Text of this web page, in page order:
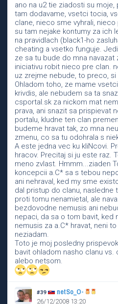
ano na u2 tie ziadosti su
tam dodavame, vsetci tocia,
clane, nieco sme vyhrali,
su tam nejake kontumy za ich
na pravidlach (black1-ho
cheating a vsetko funguje.
ze sa tu bude do mna navazat
iniciativu robit nieco pre clan.
uz zrejme nebude, to preco,
Ohladom toho, ze mame
krivdis, ale nebudem sa ta
csportal.sk za nickom mat
prava, ani snazit sa prispievat
portalu, kludne ten clan
budeme hravat tak, zo mna
zmenu, co sa tu odohrala s
A este jedna vec ku kliNcovi.
hracov. Precitaj si ju este raz.
meno zvlast. Hmmm...ziaden
koncepcii a.C* sa s tebou
ani nehraval, ked my sme
dal pristup do clanu, nasledne
proti tomu nenamietal, ale
bezdovodne nemusis ani
nepaci, da sa o tom bavit, ked
nemusis za a.C* hravat, neni
neziadam.
Toto je moj posledny
bavit ohladom nasho clanu
alebo netsom.
#39 netSo_O-
26/12/2008 13:20